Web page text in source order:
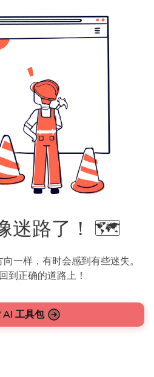
迷路了！ 🗺️
一样，有时会感到有些迷失。
到正确的道路上！
AI 工具包